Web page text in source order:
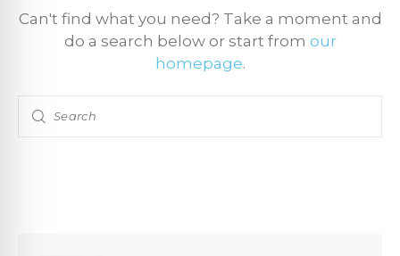
Can't find what you need? Take a moment and
do a search below or start from our
homepage.